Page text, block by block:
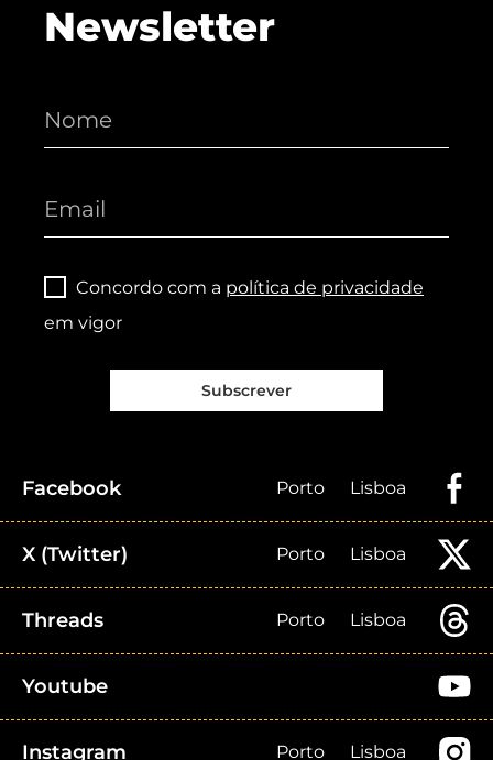
Newsletter
Concordo com a política de privacidade
em vigor
Subscrever
Facebook Porto Lisboa
X (Twitter) Porto Lisboa
Threads Porto Lisboa
Youtube
Instagram Porto Lisboa